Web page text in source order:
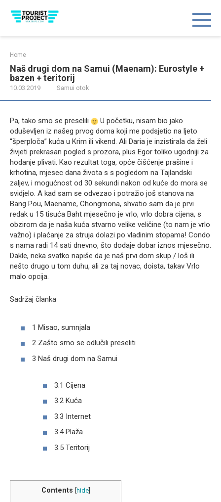
content
Home
Naš drugi dom na Samui (Maenam): Eurostyle +
bazen + teritorij
10.03.2019 Samui otok
Pa, tako smo se preselili
U početku, nisam bio jako
oduševljen iz našeg prvog doma koji me podsjetio na ljeto
“šperploča” kuća u Krim ili vikend. Ali Daria je inzistirala da želi
živjeti prekrasan pogled s prozora, plus Egor toliko ugodniji za
hodanje plivati. Kao rezultat toga, opće čišćenje prašine i
krhotina, mjesec dana života s s pogledom na Tajlandski
zaljev, i mogućnost od 30 sekundi nakon od kuće do mora se
svidjelo. A kad sam se odvezao i potražio još stanova na
Bang Pou, Maename, Chongmona, shvatio sam da je prvi
redak u 15 tisuća Baht mjesečno je vrlo, vrlo dobra cijena, s
obzirom da je naša kuća stvarno velike veličine (to nam je vrlo
važno) i plaćanje za struja dolazi po vladinim stopama! Condo
s nama radi 14 sati dnevno, što dodaje dobar iznos mjesečno.
Dakle, neka svatko napiše da je naš prvi dom skup / loš ili
nešto drugo u tom duhu, ali za taj novac, doista, takav Vrlo
malo opcija.
Sadržaj članka
1 Misao, sumnjala
2 Zašto smo se odlučili preseliti
3 Naš drugi dom na Samui
3.1 Cijena
3.2 Kuća
3.3 Internet
3.4 Plaža
3.5 Teritorij
Contents hide]